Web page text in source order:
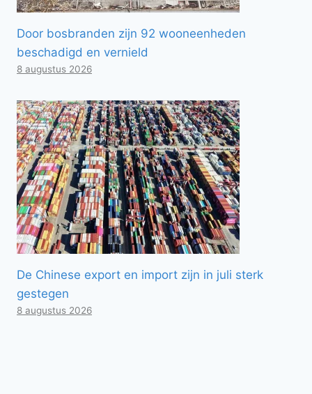
Door bosbranden zijn 92 wooneenheden
beschadigd en vernield
8 augustus 2026
De Chinese export en import zijn in juli sterk
gestegen
8 augustus 2026